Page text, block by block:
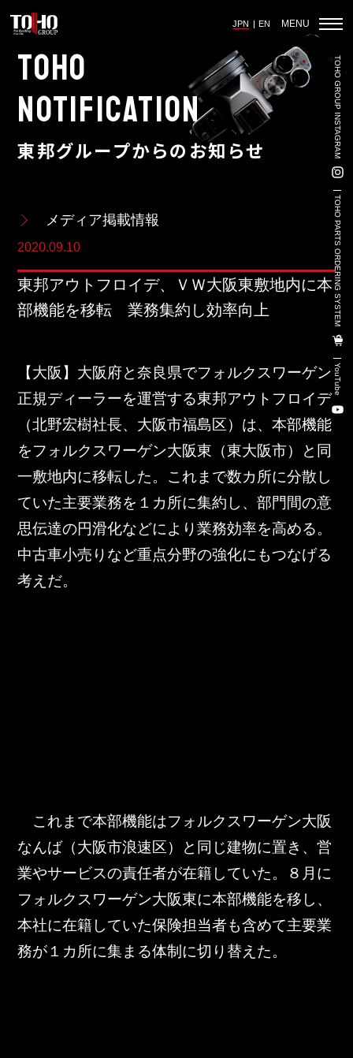
JPN EN MENU
ホーム
輸入車部品事業
中古車販売事業
陸上養殖事業
人材紹介事業
DX事業
株式会社 東邦ホールディングス
東邦自動車 株式会社
株式会社 東邦アウトフロイデ
お問い合わせ
TOHO PARTS ORDERING SYSTEM
TOHO GROUP INSTAGRAM
TOHO PARTS ORDERING SYSTEM
YouTube
TOHO
NOTIFICATION
東邦グループからのお知らせ
メディア掲載情報
2020.09.10
東邦アウトフロイデ、ＶＷ大阪東敷地内に本
部機能を移転 業務集約し効率向上
【大阪】大阪府と奈良県でフォルクスワーゲン
正規ディーラーを運営する東邦アウトフロイデ
（北野宏樹社長、大阪市福島区）は、本部機能
をフォルクスワーゲン大阪東（東大阪市）と同
一敷地内に移転した。これまで数カ所に分散し
ていた主要業務を１カ所に集約し、部門間の意
思伝達の円滑化などにより業務効率を高める。
中古車小売りなど重点分野の強化にもつなげる
考えだ。
これまで本部機能はフォルクスワーゲン大阪
なんば（大阪市浪速区）と同じ建物に置き、営
業やサービスの責任者が在籍していた。８月に
フォルクスワーゲン大阪東に本部機能を移し、
本社に在籍していた保険担当者も含めて主要業
務が１カ所に集まる体制に切り替えた。